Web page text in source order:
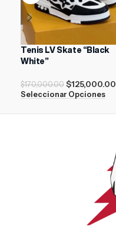
Tenis LV Skate “Black
White”
$170,000.00 $125,000.00
Seleccionar Opciones